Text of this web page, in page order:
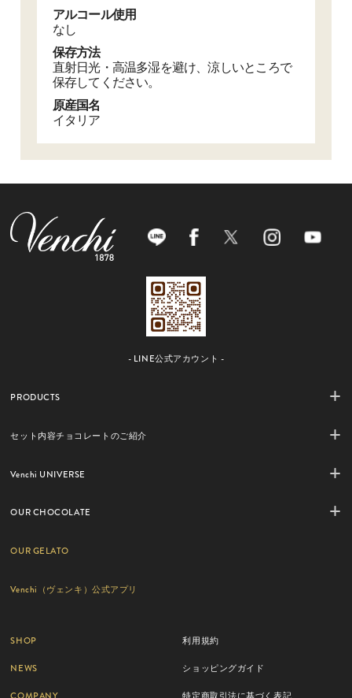
アルコール使用
なし
保存方法
直射日光・高温多湿を避け、涼しいところで
保存してください。
原産国名
イタリア
- LINE公式アカウント -
PRODUCTS
セット内容チョコレートのご紹介
Venchi UNIVERSE
OUR CHOCOLATE
OUR GELATO
Venchi（ヴェンキ）公式アプリ
SHOP
NEWS
利用規約
ショッピングガイド